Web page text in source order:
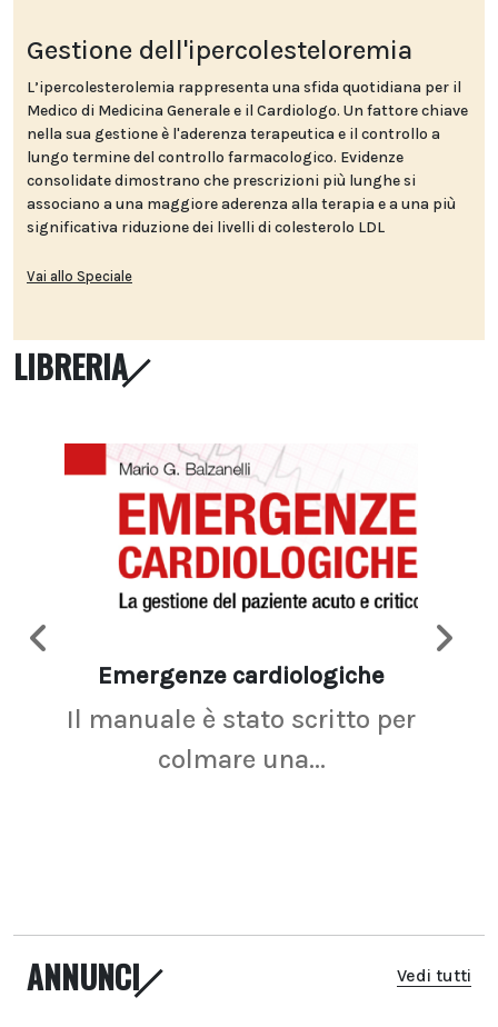
Gestione dell'ipercolesteloremia
L’ipercolesterolemia rappresenta una sfida quotidiana per il
Medico di Medicina Generale e il Cardiologo. Un fattore chiave
nella sua gestione è l'aderenza terapeutica e il controllo a
lungo termine del controllo farmacologico. Evidenze
consolidate dimostrano che prescrizioni più lunghe si
associano a una maggiore aderenza alla terapia e a una più
significativa riduzione dei livelli di colesterolo LDL
Vai allo Speciale
LIBRERIA
Emergenze cardiologiche
Il manuale è stato scritto per
colmare una...
ANNUNCI Vedi tutti